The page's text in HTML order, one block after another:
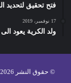
فتح تحقيق لتحديد المتورطين
17 نوفمبر، 2019
ولد الكرية يعود
© حقوق النشر 2026، جميع الحقوق محفوظة لمجلة رائدات |